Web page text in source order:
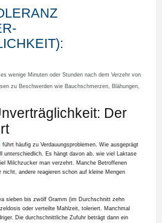
wenige Minuten oder Stunden nach dem Verzehr von
zu Beschwerden wie Bauchschmerzen, Blähungen,
Der
führt häufig zu Verdauungsproblemen. Wie ausgeprägt
unterschiedlich. Es hängt davon ab, wie viel Laktase
Milchzucker man verzehrt. Manche Betroffenen
nicht, andere reagieren schon auf kleine Mengen
sieben bis zwölf Gramm (im Durchschnitt zehn
oder verteilte Mahlzeit, toleriert. Manchmal
Die durchschnittliche Zufuhr beträgt dann ein